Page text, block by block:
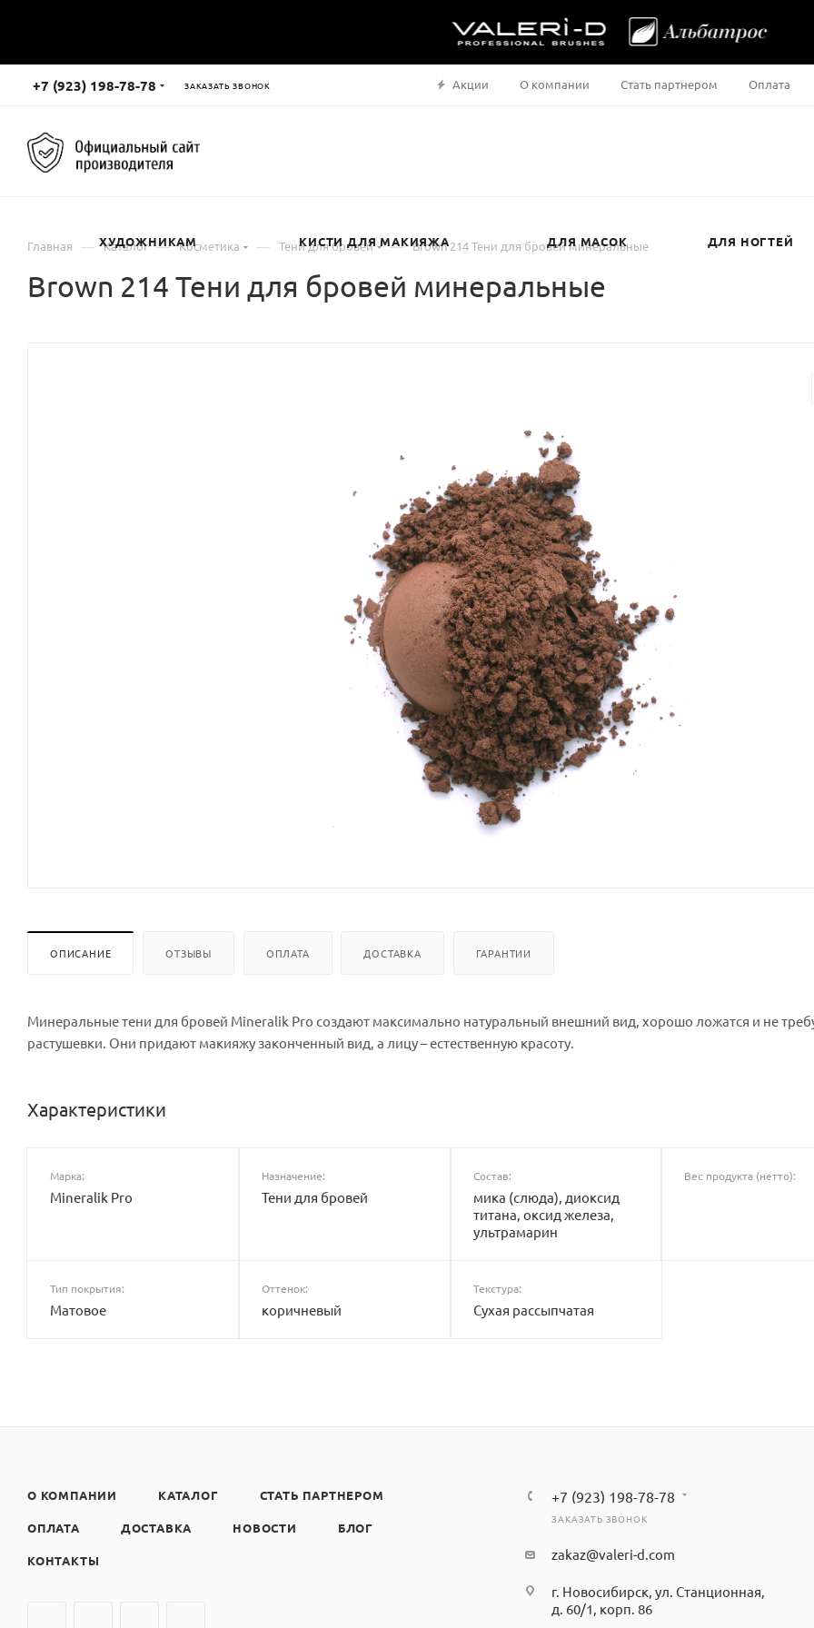
+7 (923) 198-78-78 ЗАКАЗАТЬ ЗВОНОК Акции О компании Стать партнером Оплата
ХУДОЖНИКАМ КИСТИ ДЛЯ МАКИЯЖА ДЛЯ МАСОК ДЛЯ НОГТЕЙ
Главная — Каталог — Косметика — Тени для бровей — Brown 214 Тени для бровей минеральные
Brown 214 Тени для бровей минеральные
ОПИСАНИЕ ОТЗЫВЫ ОПЛАТА ДОСТАВКА ГАРАНТИИ
Минеральные тени для бровей Mineralik Pro создают максимально натуральный внешний вид, хорошо ложатся и не
растушевки. Они придают макияжу законченный вид, а лицу – естественную красоту.
Характеристики
Марка:
Mineralik Pro
Назначение:
Тени для бровей
Состав:
мика (слюда), диоксид
титана, оксид железа,
ультрамарин
Вес продукта (нетто):
Тип покрытия:
Матовое
Оттенок:
коричневый
Текстура:
Сухая рассыпчатая
О КОМПАНИИ КАТАЛОГ СТАТЬ ПАРТНЕРОМ
ОПЛАТА ДОСТАВКА НОВОСТИ БЛОГ
КОНТАКТЫ
+7 (923) 198-78-78
ЗАКАЗАТЬ ЗВОНОК
zakaz@valeri-d.com
г. Новосибирск, ул. Станционная,
д. 60/1, корп. 86